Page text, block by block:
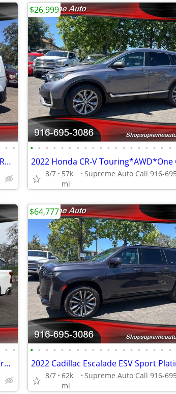
• •
2023 Ford Transit Connect XL Cargo*LWB*Rear Camera*Rear Door*
• • • • • • • • • • • • • • • • • • •
8/7
57k
mi
$26,999
• •
2022 Chevrolet Silverado 1500 Limited LT Crew Cab*4X4*Tow Package*Z71*
• • • • • • • • • • • • • • • • • • •
8/7 62k
mi
$64,777